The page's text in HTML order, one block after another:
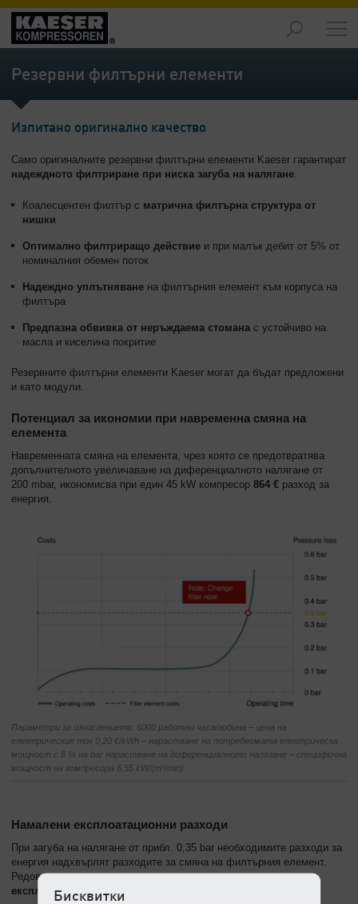
Продукти
-
Преглед
-
Услуги
-
Преглед
Компания
Преглед
Резервни филтърни елементи
Изпитано оригинално качество
Само оригиналните резервни филтърни елементи Kaeser гарантират
надеждното филтриране при ниска загуба на налягане.
Коалесцентен филтър с матрична филтърна структура от
нишки
Оптимално филтриращо действие и при малък дебит от 5% от
номиналния обемен поток
Надеждно уплътняване на филтърния елемент към корпуса на
филтъра
Предпазна обвивка от неръждаема стомана с устойчиво на
масла и киселина покритие
Резервните филтърни елементи Kaeser могат да бъдат предложени
и като модули.
Потенциал за икономии при навременна смяна на
елемента
Навременната смяна на елемента, чрез която се предотвратява
допълнителното увеличаване на диференциалното налягане от
200 mbar, икономисва при един 45 kW компресор 864 € разход за
енергия.
Параметри за изчислението: 6000 работни часа/година – цена на
електрическия ток 0,20 €/kWh – нарастване на потребяемата електрическа
мощност с 8 % на bar нарастване на диференциалното налягане – специфична
мощност на компресора 6,55 kW/(m³/min)
Намалени експлоатационни разходи
При загуба на налягане от прибл. 0,35 bar необходимите разходи за
енергия надхвърлят разходите за смяна на филтърния елемент.
Редовната смянаводи да значителни спестявания на
експлоатационни разходи
Бисквитки